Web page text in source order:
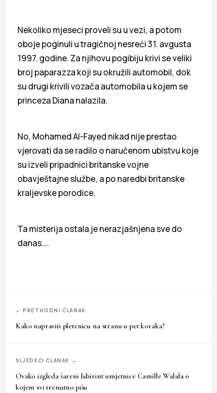
Nekoliko mjeseci proveli su u vezi, a potom
oboje poginuli u tragičnoj nesreći 31. avgusta
1997. godine. Za njihovu pogibiju krivi se veliki
broj paparazza koji su okružili automobil, dok
su drugi krivili vozača automobila u kojem se
princeza Diana nalazila.
No, Mohamed Al-Fayed nikad nije prestao
vjerovati da se radilo o naručenom ubistvu koje
su izveli pripadnici britanske vojne
obavještajne službe, a po naredbi britanske
kraljevske porodice.
Ta misterija ostala je nerazjašnjena sve do
danas….
← PRETHODNI ČLANAK
Kako napraviti pletenicu na stranu u pet koraka?
SLJEDEĆI ČLANAK →
Ovako izgleda šareni labirint umjetnice Camille Walala o
kojem svi trenutno pišu